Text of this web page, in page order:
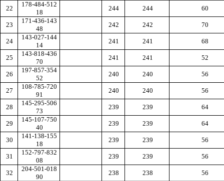
22
178-484-512
18
244 244 60
23
171-436-143
48
242 242 70
24
143-027-144
14
241 241 68
25
143-818-436
70
241 241 52
26
197-857-354
52
240 240 56
27
108-785-720
91
240 240 56
28
145-295-506
73
239 239 64
29
145-107-750
40
239 239 64
30
141-138-155
18
239 239 56
31
152-797-832
08
239 239 56
32
204-501-018
90
238 238 56